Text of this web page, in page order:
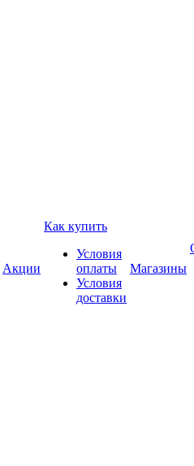
Акции
Как купить
Условия
оплаты
Условия
доставки
Магазины